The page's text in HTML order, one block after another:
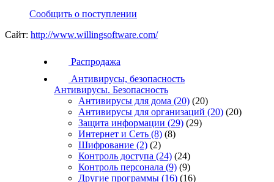
Сообщить о поступлении
Сайт: http://www.willingsoftware.com/
Распродажа
Антивирусы, безопасность
Антивирусы. Безопасность
Антивирусы для дома (20) (20)
Антивирусы для организаций (20) (20)
Защита информации (29) (29)
Интернет и Сеть (8) (8)
Шифрование (2) (2)
Контроль доступа (24) (24)
Контроль персонала (9) (9)
Другие программы (16) (16)